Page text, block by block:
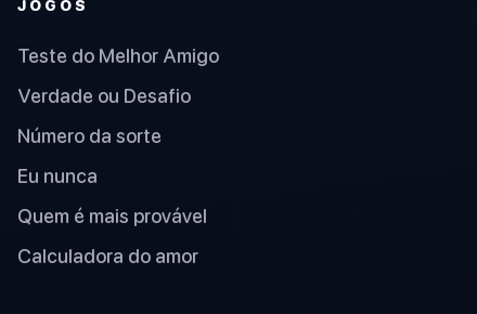
JOGOS
Teste do Melhor Amigo
Verdade ou Desafio
Número da sorte
Eu nunca
Quem é mais provável
Calculadora do amor